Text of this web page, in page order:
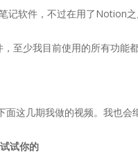
记软件，不过在用了Notion
至少我目前使用的所有功能
这几期我做的视频。我也会
试你的